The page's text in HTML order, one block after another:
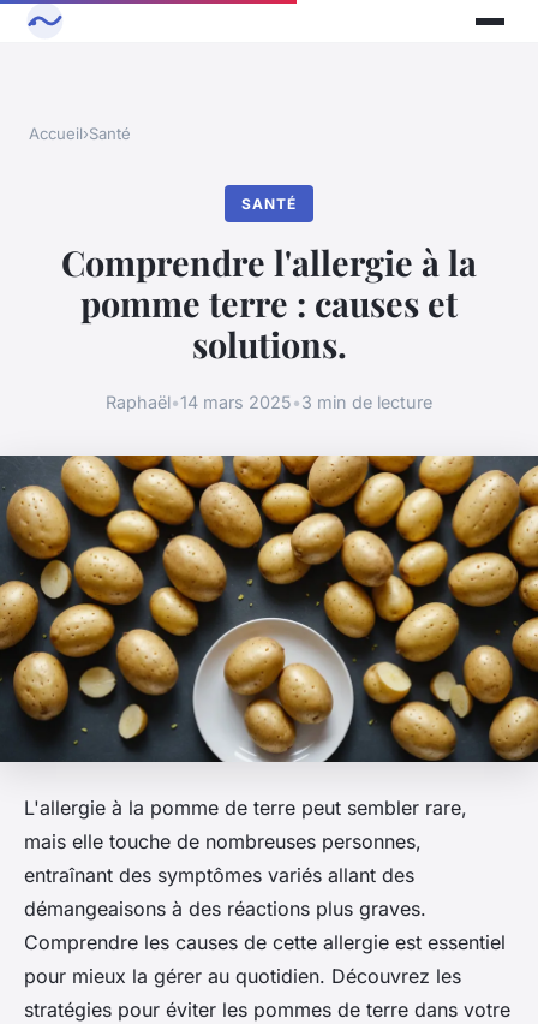
Accueil›Santé
SANTÉ
Comprendre l'allergie à la
pomme terre : causes et
solutions.
Raphaël•14 mars 2025•3 min de lecture
L'allergie à la pomme de terre peut sembler rare,
mais elle touche de nombreuses personnes,
entraînant des symptômes variés allant des
démangeaisons à des réactions plus graves.
Comprendre les causes de cette allergie est essentiel
pour mieux la gérer au quotidien. Découvrez les
stratégies pour éviter les pommes de terre dans votre